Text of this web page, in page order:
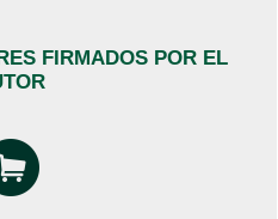
FIRMADOS POR EL